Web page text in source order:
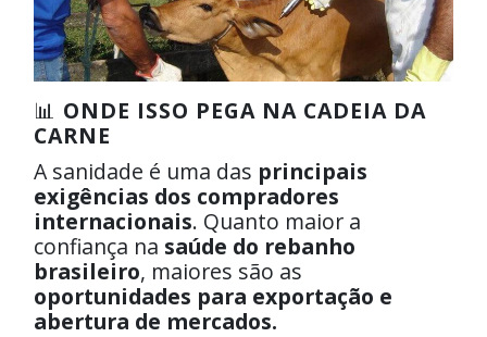
📊 ONDE ISSO PEGA NA CADEIA DA
CARNE
A sanidade é uma das principais
exigências dos compradores
internacionais. Quanto maior a
confiança na saúde do rebanho
brasileiro, maiores são as
oportunidades para exportação e
abertura de mercados.